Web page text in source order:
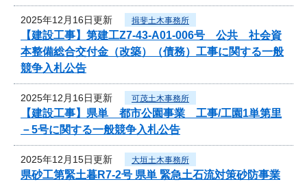
2025年12月16日更新 揖斐土木事務所
【建設工事】第建工Z7-43-A01-006号 公共 社会資
本整備総合交付金（改築）（債務）工事に関する一般
競争入札公告
2025年12月16日更新 可茂土木事務所
【建設工事】県単 都市公園事業 工事/工園1単第里
－5号に関する一般競争入札公告
2025年12月15日更新 大垣土木事務所
県砂工第緊土暮R7-2号 県単 緊急土石流対策砂防事業